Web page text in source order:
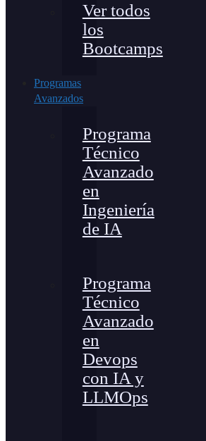
Ver todos
los
Bootcamps
Programas
Avanzados
Programa
Técnico
Avanzado
en
Ingeniería
de IA
Programa
Técnico
Avanzado
en
Devops
con IA y
LLMOps